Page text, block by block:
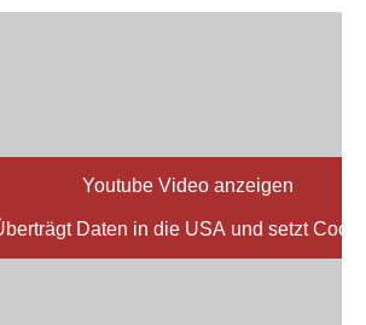
Youtube Video anzeigen
Daten in die USA und setzt